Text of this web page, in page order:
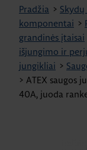
Pradžia >
komponentai >
grandinės įtaisai
išjungimo ir
jungikliai >
> ATEX saugos
40A, juoda